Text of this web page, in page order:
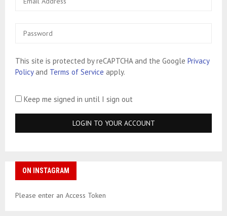
This site is protected by reCAPTCHA and the Google Privacy
Policyand Terms of Service apply.
Keep me signed in until I sign out
ON INSTAGRAM
Please enter an Access Token